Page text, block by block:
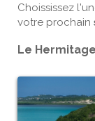
Choississez
votre prochain
Le